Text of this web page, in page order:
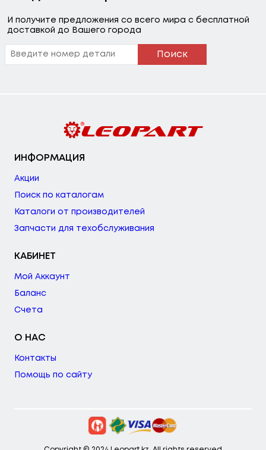
И получите предложения со всего мира с бесплатной
доставкой до Вашего города
Поиск
ИНФОРМАЦИЯ
Акции
Поиск по каталогам
Каталоги от производителей
Запчасти для техобслуживания
КАБИНЕТ
Мой Аккаунт
Баланс
Счета
О НАС
Контакты
Помощь по сайту